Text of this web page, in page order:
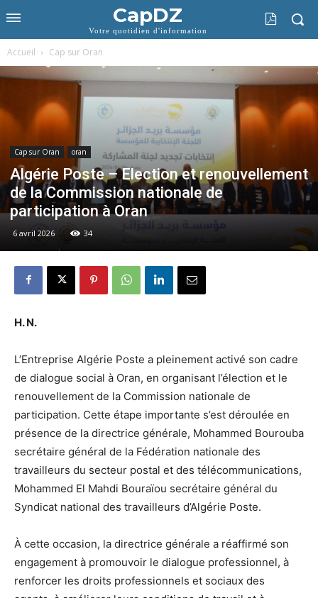
CapDZ
Votre quotidien d'information
Accueil Cap sur Oran
Cap sur Oran oran
Algérie Poste – Election et renouvellement
de la Commission nationale de
participation à Oran
6 avril 2026 34
H. N.
L’Entreprise Algérie Poste a pleinement activé son cadre
de dialogue social à Oran, en organisant l’élection et le
renouvellement de la Commission nationale de
participation. Cette étape importante s’est déroulée en
présence de la directrice générale, Mohammed Bourouba
secrétaire général de la Fédération nationale des
travailleurs du secteur postal et des télécommunications,
Mohammed El Mahdi Bouraïou secrétaire général du
Syndicat national des travailleurs d’Algérie Poste.
À cette occasion, la directrice générale a réaffirmé son
engagement à promouvoir le dialogue professionnel, à
renforcer les droits professionnels et sociaux des